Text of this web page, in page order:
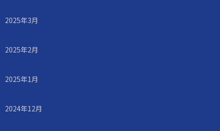
2025年3月
2025年2月
2025年1月
2024年12月